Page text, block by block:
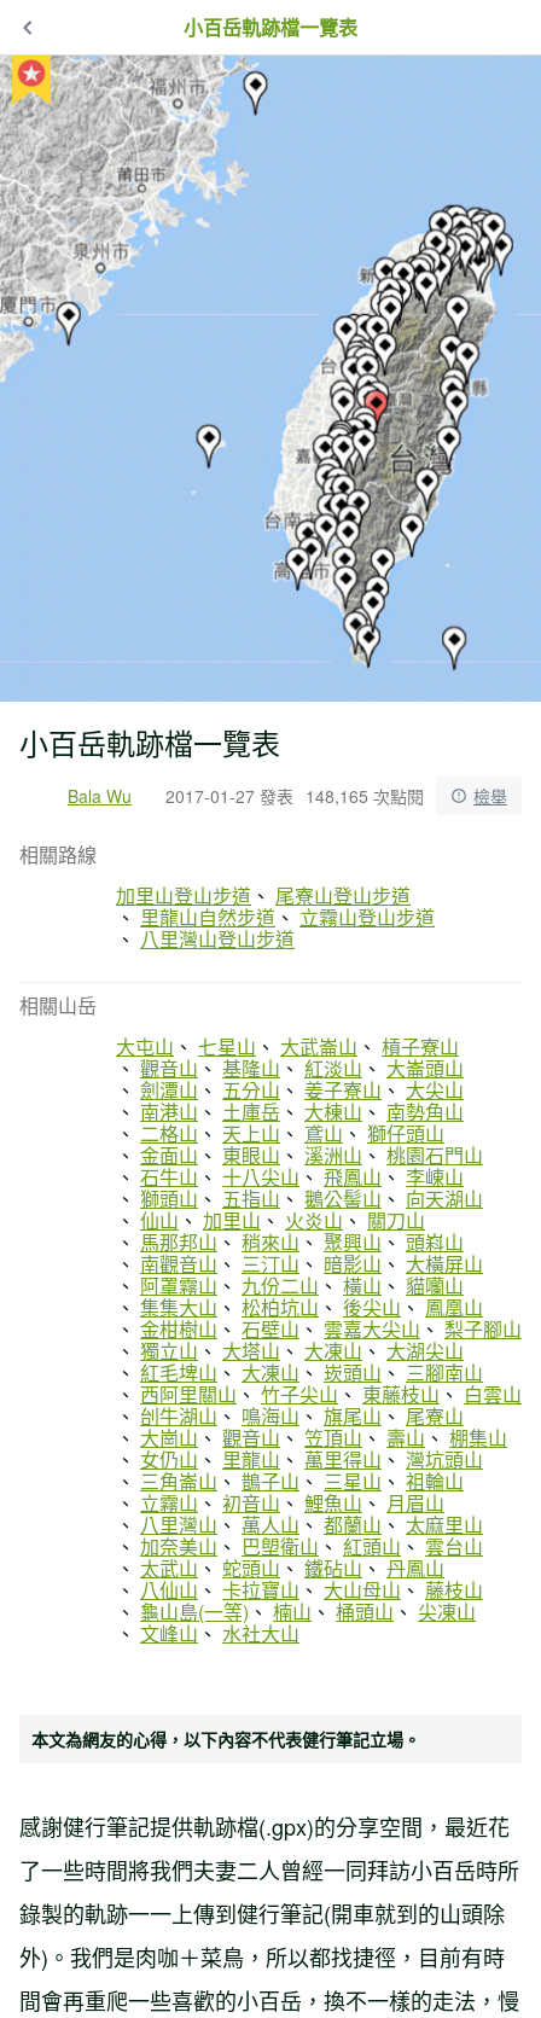
小百岳軌跡檔一覽表
小百岳軌跡檔一覽表
Bala Wu 2017-01-27 發表 148,165 次點閱 檢舉
相關路線
加里山登山步道
尾寮山登山步道
里龍山自然步道 立霧山登山步道
八里灣山登山步道
相關山岳
大屯山
七星山 大武崙山 槓子寮山
觀音山 基隆山 紅淡山 大崙頭山
劍潭山 五分山 姜子寮山 大尖山
南港山 土庫岳 大棟山 南勢角山
二格山 天上山 鳶山 獅仔頭山
金面山 東眼山 溪洲山 桃園石門山
石牛山 十八尖山 飛鳳山 李崠山
獅頭山 五指山 鵝公髻山 向天湖山
仙山 加里山 火炎山 關刀山
馬那邦山 稍來山 聚興山 頭嵙山
南觀音山 三汀山 暗影山 大橫屏山
阿罩霧山 九份二山 橫山 貓囒山
集集大山 松柏坑山 後尖山 鳳凰山
金柑樹山 石壁山 雲嘉大尖山 梨子腳山
獨立山 大塔山 大凍山 大湖尖山
紅毛埤山 大凍山 崁頭山 三腳南山
西阿里關山 竹子尖山 東藤枝山 白雲山
刣牛湖山 鳴海山 旗尾山 尾寮山
大崗山 觀音山 笠頂山 壽山 棚集山
女仍山 里龍山 萬里得山 灣坑頭山
三角崙山 鵲子山 三星山 祖輪山
立霧山 初音山 鯉魚山 月眉山
八里灣山 萬人山 都蘭山 太麻里山
加奈美山 巴塱衛山 紅頭山 雲台山
太武山 蛇頭山 鐵砧山 丹鳳山
八仙山 卡拉寶山 大山母山 藤枝山
龜山島(一等) 楠山 桶頭山 尖凍山
文峰山 水社大山
本文為網友的心得，以下內容不代表健行筆記立場。
感謝健行筆記提供軌跡檔(.gpx)的分享空間，最近花
了一些時間將我們夫妻二人曾經一同拜訪小百岳時所
錄製的軌跡一一上傳到健行筆記(開車就到的山頭除
外)。我們是肉咖＋菜鳥，所以都找捷徑，目前有時
間會再重爬一些喜歡的小百岳，換不一樣的走法，慢